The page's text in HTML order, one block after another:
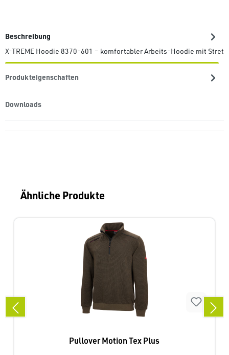
Beschreibung
X-TREME Hoodie 8370-601 – komfortabler Arbeits-Hoodie mit
Produkteigenschaften
Downloads
Produktgalerie überspringen
Ähnliche Produkte
Pullover Motion Tex Plus